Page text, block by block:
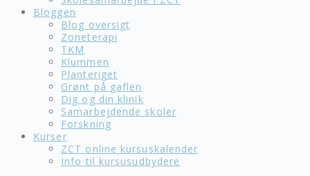
Bloggen
Blog oversigt
Zoneterapi
TKM
Klummen
Planteriget
Grønt på gaflen
Dig og din klinik
Samarbejdende skoler
Forskning
Kurser
ZCT online kursuskalender
Info til kursusudbydere